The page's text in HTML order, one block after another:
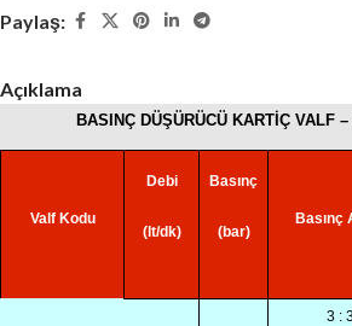
Paylaş:
Açıklama
BASINÇ DÜŞÜRÜCÜ KARTİÇ VALF
Valf Kodu
Debi
(lt/dk)
Basınç
(bar)
Basınç
3 :